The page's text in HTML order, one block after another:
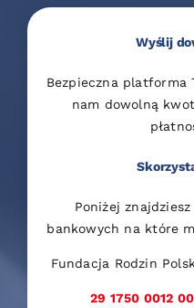
Wyślij
Bezpieczna platforma
nam dowolną
Poniżej
bankowych na które
Fundacja Rodzin
29 1750 0012